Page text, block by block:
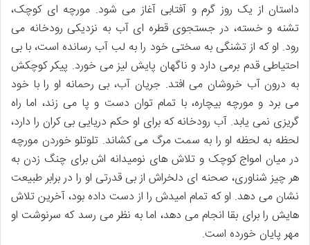
داستان از یک روز گرم و آفتابی آغاز می شود. مورچه ای کوچک،
تشنه و خسته، در جستجوی قطره ای آب به نزدیکی رودخانه می
رود. او که از تشنگی به سختی خود را به لب آب رسانده است، با بی
احتیاطی قدم برمی دارد و ناگهان پایش لیز می خورد. پیکر کوچکش
به درون آب خروشان می افتد. جریان آب، بی رحمانه او را با خود
می برد و مورچه بیچاره، با تمام توان دست و پا می زند، اما راه
گریزی نمی یابد. آب رودخانه که برای او حکم دریایی بی کران را دارد،
لحظه به لحظه او را به سمت مرگ می کشاند. تلوتلو خوردن مورچه
در میان امواج کوچک و تلاش های نومیدانه اش برای چنگ زدن به
هر چیز شناوری، صحنه ای دلخراش از بی قدرتی او را در برابر طبیعت
نشان می دهد. او که تمام امیدش را از دست داده بود، آخرین تلاش
هایش را برای بقا انجام می دهد، اما به نظر می رسد که سرنوشت او
مهر پایان خورده است.